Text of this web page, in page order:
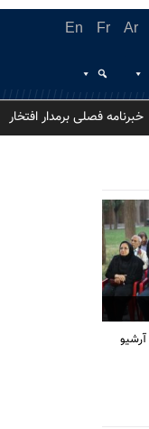
En Fr Ar
خبرنامه فصلی برمدار افتخار
آرشیو